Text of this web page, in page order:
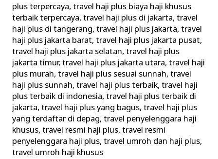
plus terpercaya,travel haji plus biaya haji khusus
terbaik terpercaya,travel haji plus di jakarta,travel
haji plus di tangerang,travel haji plus jakarta,travel
haji plus jakarta barat,travel haji plus jakarta pusat,
travel haji plus jakarta selatan,travel haji plus
jakarta timur,travel haji plus jakarta utara,travel haji
plus murah,travel haji plus sesuai sunnah,travel
haji plus sunnah,travel haji plus terbaik,travel haji
plus terbaik di indonesia,travel haji plus terbaik di
jakarta,travel haji plus yang bagus,travel haji plus
yang terdaftar di depag,travel penyelenggara haji
khusus,travel resmi haji plus,travel resmi
penyelenggara haji plus,travel umroh dan haji plus,
travel umroh haji khusus